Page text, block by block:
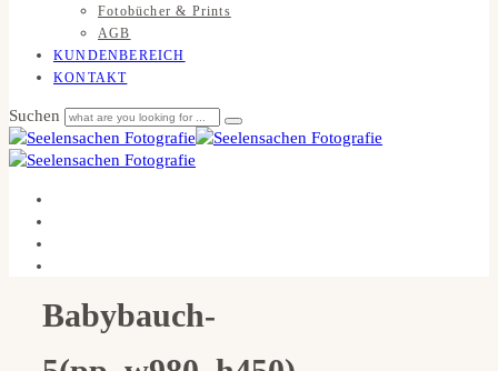
Fotobücher & Prints
AGB
KUNDENBEREICH
KONTAKT
Suchen
Babybauch-